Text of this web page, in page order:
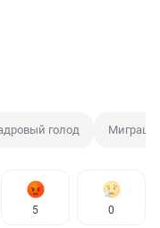
голод
5 0